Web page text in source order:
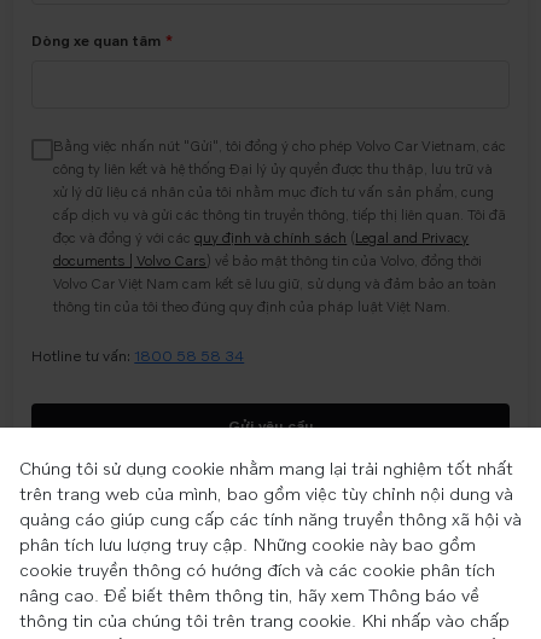
Dòng xe quan tâm
Bằng việc nhấn nút "Gửi", tôi đồng ý cho phép Volvo Car Vietnam, các
công ty liên kết và hệ thống Đại lý ủy quyền được thu thập, lưu trữ và
xử lý dữ liệu cá nhân của tôi nhằm mục đích tư vấn sản phẩm, cung
cấp dịch vụ và gửi các thông tin truyền thông, tiếp thị liên quan. Tôi đã
đọc và đồng ý với cácquy định và chính sách
Legal and Privacy
documents | Volvo Cars
) về bảo mật thông tin của Volvo, đồng thời
Volvo Car Việt Nam cam kết sẽ lưu giữ, sử dụng và đảm bảo an toàn
thông tin của tôi theo đúng quy định của pháp luật Việt Nam.
Hotline tư vấn: 1800 58 58 34
Gửi yêu cầu
Copyright © 2025 Volvo Car Corporation (or its affiliates or licensors).
Cookies
Privacy
Chúng tôi sử dụng cookie nhằm mang lại trải nghiệm tốt nhất
trên trang web của mình, bao gồm việc tùy chỉnh nội dung và
quảng cáo giúp cung cấp các tính năng truyền thông xã hội và
phân tích lưu lượng truy cập. Những cookie này bao gồm
cookie truyền thông có hướng đích và các cookie phân tích
nâng cao. Để biết thêm thông tin, hãy xem Thông báo về
thông tin của chúng tôi trên trang cookie. Khi nhấp vào chấp